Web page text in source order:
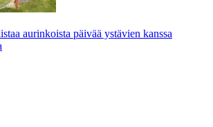
aurinkoista päivää ystävien kanssa